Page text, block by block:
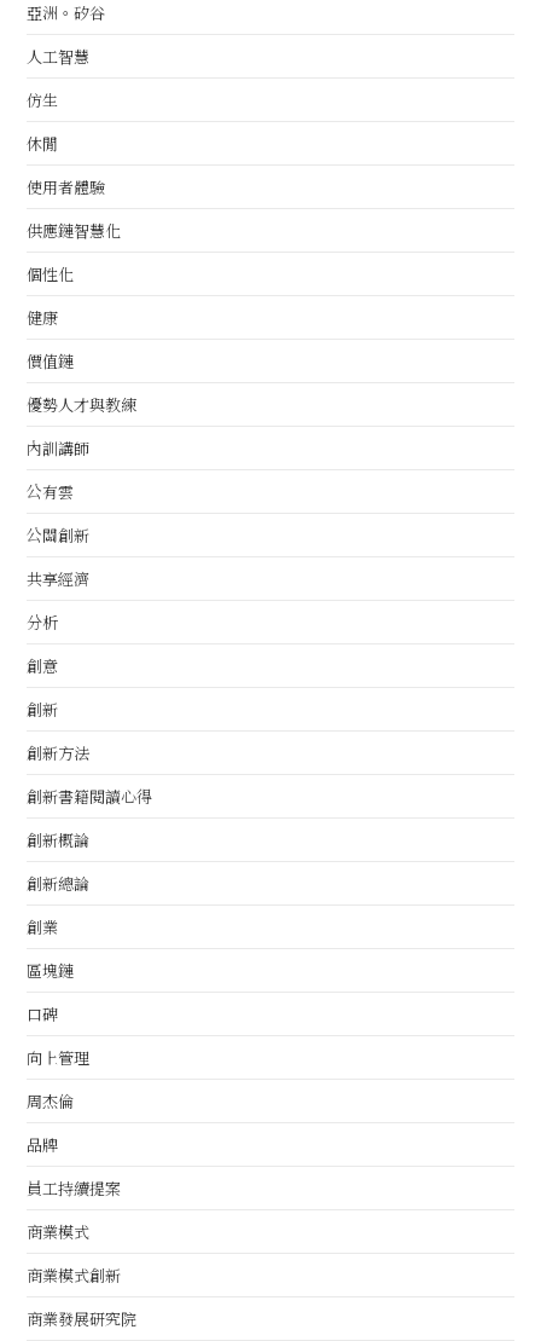
亞洲。矽谷
人工智慧
仿生
休閒
使用者體驗
供應鏈智慧化
個性化
健康
價值鏈
優勢人才與教練
內訓講師
公有雲
公關創新
共享經濟
分析
創意
創新
創新方法
創新書籍閱讀心得
創新概論
創新總論
創業
區塊鏈
口碑
向上管理
周杰倫
品牌
員工持續提案
商業模式
商業模式創新
商業發展研究院